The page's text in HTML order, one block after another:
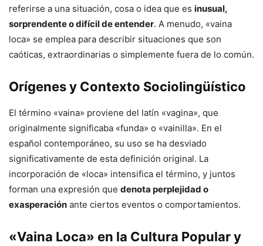
referirse a una situación, cosa o idea que es inusual,
sorprendente o difícil de entender. A menudo, «vaina
loca» se emplea para describir situaciones que son
caóticas, extraordinarias o simplemente fuera de lo común.
Orígenes y Contexto Sociolingüístico
El término «vaina» proviene del latín «vagina», que
originalmente significaba «funda» o «vainilla». En el
español contemporáneo, su uso se ha desviado
significativamente de esta definición original. La
incorporación de «loca» intensifica el término, y juntos
forman una expresión que denota perplejidad o
exasperación ante ciertos eventos o comportamientos.
«Vaina Loca» en la Cultura Popular y